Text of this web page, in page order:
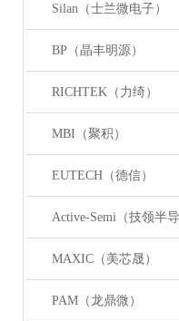
Silan（士兰微电子）
BP（晶丰明源）
RICHTEK（力绮）
MBI（聚积）
EUTECH（德信）
Active-Semi（技领半导
MAXIC（美芯晟）
PAM（龙鼎微）